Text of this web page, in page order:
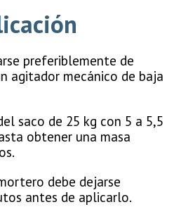
preferiblemente de
agitador mecánico de baja
saco de 25 kg con 5 a 5,5
obtener una masa
debe dejarse
antes de aplicarlo.